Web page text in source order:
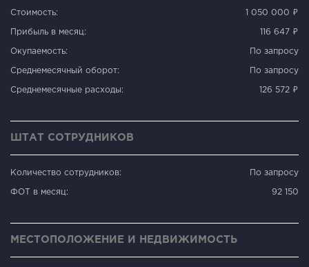
Стоимость: 1 050 000 ₽
Прибыль в месяц: 116 647 ₽
Окупаемость: По запросу
Среднемесячный оборот: По запросу
Среднемесячные расходы: 126 572 ₽
ШТАТ СОТРУДНИКОВ
Количество сотрудников: По запросу
ФОТ в месяц: 92 150
МЕСТОПОЛОЖЕНИЕ И НЕДВИЖИМОСТЬ